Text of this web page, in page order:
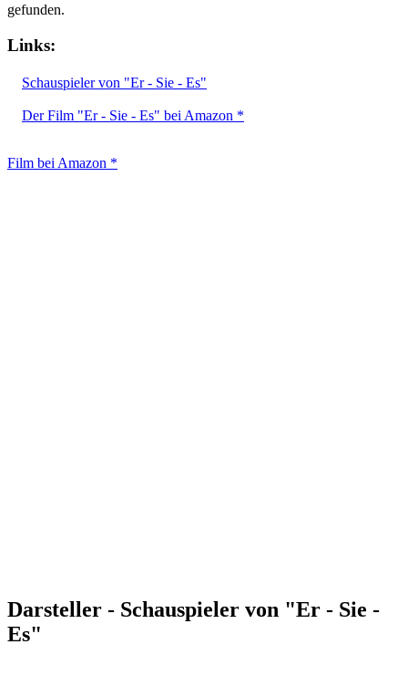
gefunden.
Links:
Schauspieler von "Er - Sie - Es"
Der Film "Er - Sie - Es" bei Amazon *
Film bei Amazon *
Darsteller - Schauspieler von "Er - Sie -
Es"